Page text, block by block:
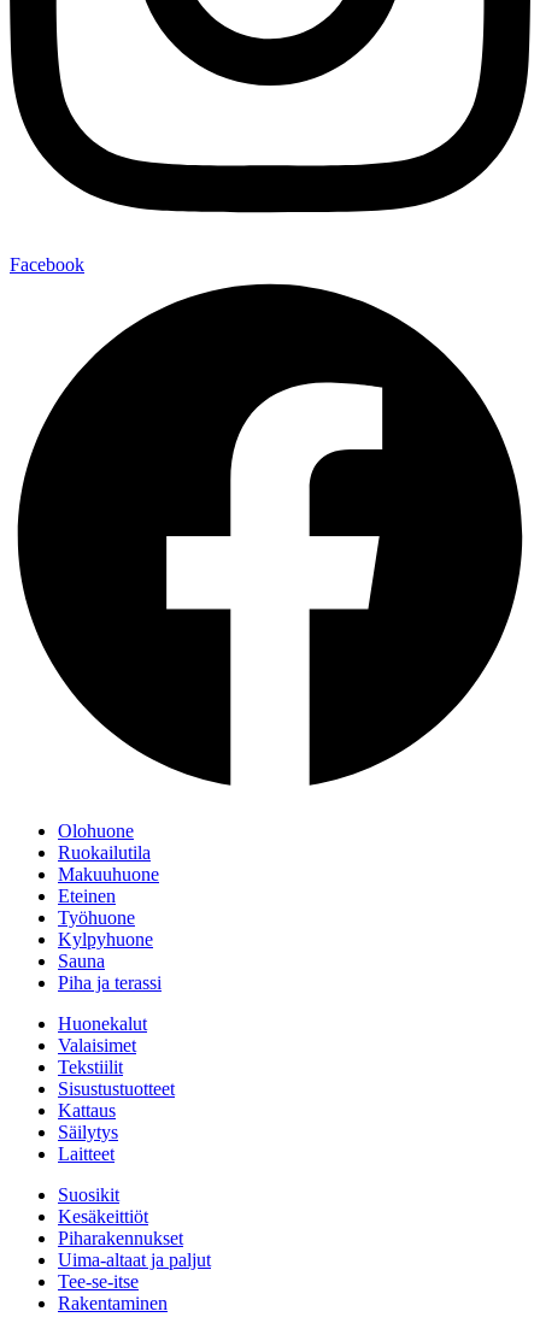
Facebook
Olohuone
Ruokailutila
Makuuhuone
Eteinen
Työhuone
Kylpyhuone
Sauna
Piha ja terassi
Huonekalut
Valaisimet
Tekstiilit
Sisustustuotteet
Kattaus
Säilytys
Laitteet
Suosikit
Kesäkeittiöt
Piharakennukset
Uima-altaat ja paljut
Tee-se-itse
Rakentaminen